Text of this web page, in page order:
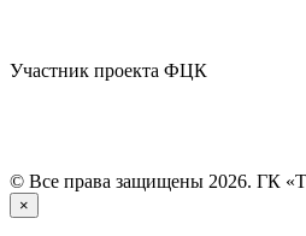
Участник проекта ФЦК
© Все права защищены 2026. ГК
×